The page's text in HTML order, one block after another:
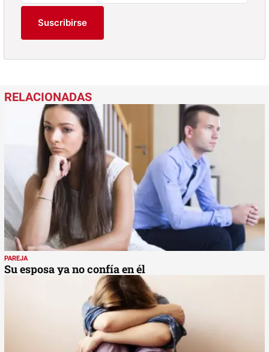
Suscribirse
PAREJA
Su esposa ya no confía en él